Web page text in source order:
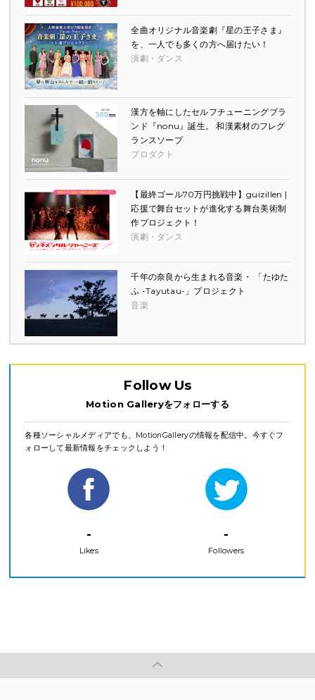
全曲オリジナル音楽劇『星の王子さま』
を、一人でも多くの方へ届けたい！
演劇・ダンス
漢方を軸にしたセルフチューニングブラ
ンド『nonu』誕生。 和漢素材のフレグ
ランスソープ
プロダクト
【最終ゴール70万円挑戦中】guizillen |
応援で舞台セットが進化する舞台美術制
作プロジェクト！
演劇・ダンス
千年の奈良から生まれる音楽・ 「たゆた
ふ -Tayutau-」プロジェクト
音楽
Follow Us
Motion Galleryをフォローする
各種ソーシャルメディアでも、MotionGalleryの情報を配信中。今すぐフ
ォローして最新情報をチェックしよう！
-
Likes
-
Followers